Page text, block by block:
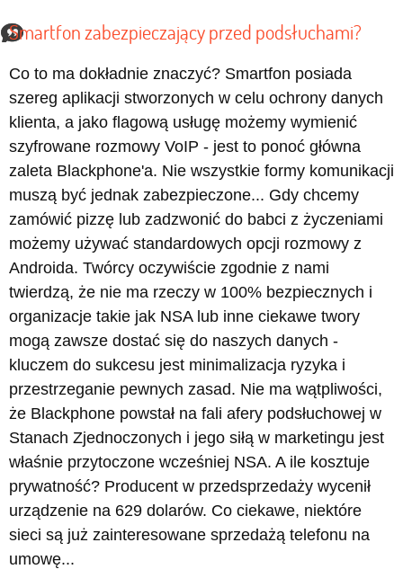
Smartfon zabezpieczający przed podsłuchami?
Co to ma dokładnie znaczyć? Smartfon posiada
szereg aplikacji stworzonych w celu ochrony danych
klienta, a jako flagową usługę możemy wymienić
szyfrowane rozmowy VoIP - jest to ponoć główna
zaleta Blackphone'a. Nie wszystkie formy komunikacji
muszą być jednak zabezpieczone... Gdy chcemy
zamówić pizzę lub zadzwonić do babci z życzeniami
możemy używać standardowych opcji rozmowy z
Androida. Twórcy oczywiście zgodnie z nami
twierdzą, że nie ma rzeczy w 100% bezpiecznych i
organizacje takie jak NSA lub inne ciekawe twory
mogą zawsze dostać się do naszych danych -
kluczem do sukcesu jest minimalizacja ryzyka i
przestrzeganie pewnych zasad. Nie ma wątpliwości,
że Blackphone powstał na fali afery podsłuchowej w
Stanach Zjednoczonych i jego siłą w marketingu jest
właśnie przytoczone wcześniej NSA. A ile kosztuje
prywatność? Producent w przedsprzedaży wycenił
urządzenie na 629 dolarów. Co ciekawe, niektóre
sieci są już zainteresowane sprzedażą telefonu na
umowę...